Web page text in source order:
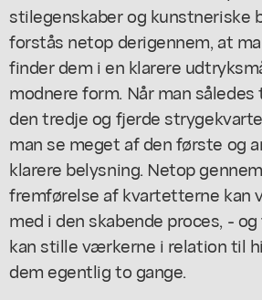
stilegenskaber og kunstneriske
forstås netop derigennem, at
finder dem i en klarere
modnere form. Når man
den tredje og fjerde
man se meget af den første og
klarere belysning. Netop
fremførelse af kvartetterne kan
med i den skabende proces, -
kan stille værkerne i relation til
dem egentlig to gange.